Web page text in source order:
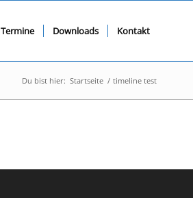
Termine Downloads Kontakt
Du bist hier: Startseite / timeline test